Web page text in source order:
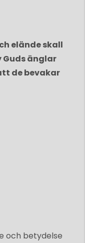
elände skall
änglar
de bevakar
och betydelse